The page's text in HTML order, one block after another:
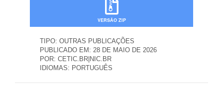
VERSÃO ZIP
TIPO: OUTRAS PUBLICAÇÕES
PUBLICADO EM: 28 DE MAIO DE 2026
POR: CETIC.BR|NIC.BR
IDIOMAS: PORTUGUÊS